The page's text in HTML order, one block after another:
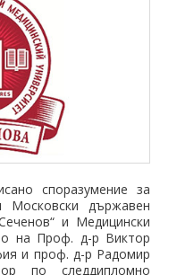
споразумение за
Московски държавен
и Медицински
на Проф. д-р Виктор
и проф. д-р Радомир
по следдипломно